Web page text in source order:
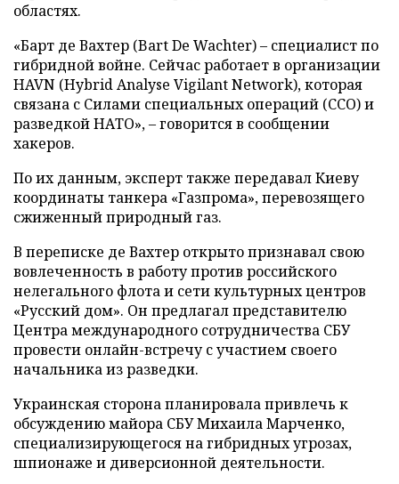
областях.
«Барт де Вахтер (Bart De Wachter) – специалист по
гибридной войне. Сейчас работает в организации
HAVN (Hybrid Analyse Vigilant Network), которая
связана с Силами специальных операций (ССО) и
разведкой НАТО», – говорится в сообщении
хакеров.
По их данным, эксперт также передавал Киеву
координаты танкера «Газпрома», перевозящего
сжиженный природный газ.
В переписке де Вахтер открыто признавал свою
вовлеченность в работу против российского
нелегального флота и сети культурных центров
«Русский дом». Он предлагал представителю
Центра международного сотрудничества СБУ
провести онлайн-встречу с участием своего
начальника из разведки.
Украинская сторона планировала привлечь к
обсуждению майора СБУ Михаила Марченко,
специализирующегося на гибридных угрозах,
шпионаже и диверсионной деятельности.